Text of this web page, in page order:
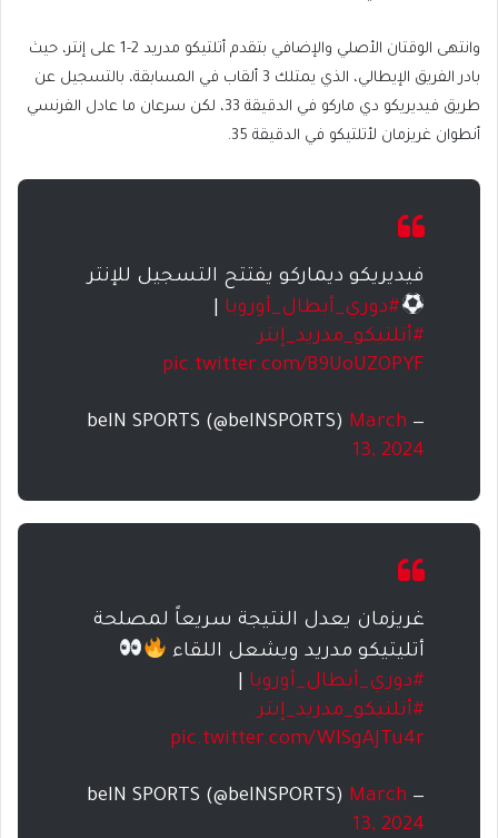
وانتهى الوقتان الأصلي والإضافي بتقدم أتلتيكو مدريد 2-1 على إنتر، حيث
بادر الفريق الإيطالي، الذي يمتلك 3 ألقاب في المسابقة، بالتسجيل عن
طريق فيديريكو دي ماركو في الدقيقة 33، لكن سرعان ما عادل الفرنسي
أنطوان غريزمان لأتلتيكو في الدقيقة 35.
فيديريكو ديماركو يفتتح التسجيل للإنتر
#دوري_أبطال_أوروبا
#أتلتيكو_مدريد_إنتر
pic.twitter.com/B9UoUZOPYF
— beIN SPORTS (@beINSPORTS)
March
13, 2024
غريزمان يعدل النتيجة سريعاً لمصلحة
أتليتيكو مدريد ويشعل اللقاء
#دوري_أبطال_أوروبا
#أتلتيكو_مدريد_إنتر
pic.twitter.com/WlSgAJTu4r
— beIN SPORTS (@beINSPORTS)
March
13, 2024